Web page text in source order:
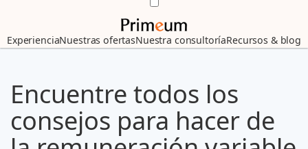
ExperienciaNuestras ofertasNuestra consultoríaRecursos & blog
Encuentre todos los
consejos para hacer de